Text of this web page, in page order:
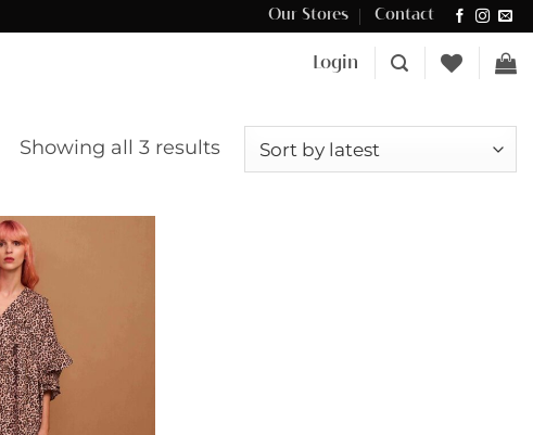
Δωρεάν μεταφορικά για αγορές άνω των €100 στην Κύπρο.
Our Stores Contact
Login
Showing all 3 resultsSorted